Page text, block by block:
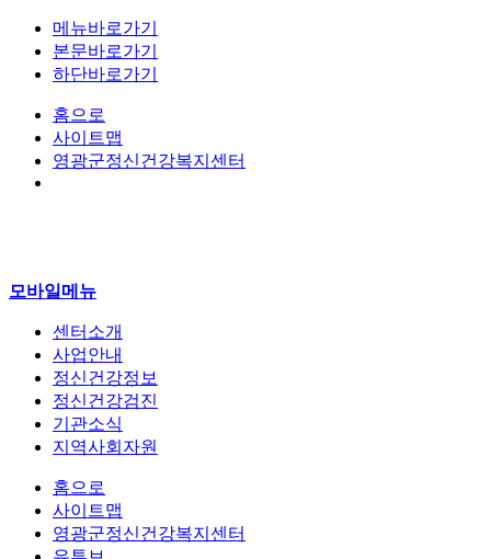
메뉴바로가기
본문바로가기
하단바로가기
홈으로
사이트맵
영광군정신건강복지센터
모바일메뉴
센터소개
사업안내
정신건강정보
정신건강검진
기관소식
지역사회자원
홈으로
사이트맵
영광군정신건강복지센터